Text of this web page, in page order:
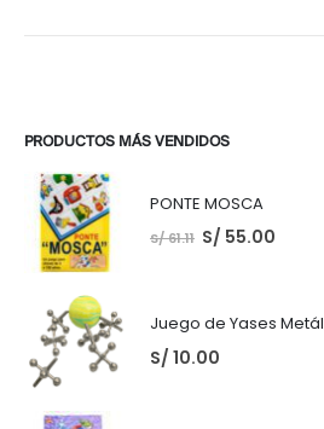
PRODUCTOS MÁS VENDIDOS
PONTE MOSCA
S/61.11 S/ 55.00
S/ 10.00